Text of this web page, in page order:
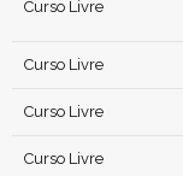
Curso Livre
Curso Livre
Curso Livre
Curso Livre